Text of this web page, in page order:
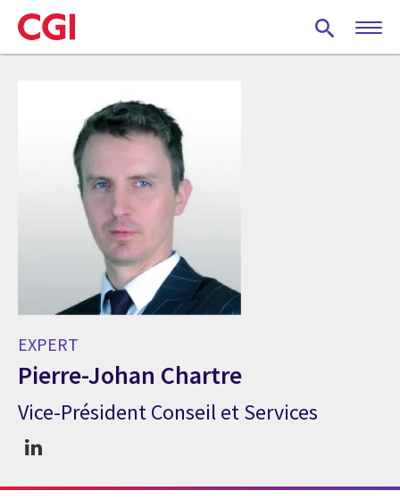
Skip
to
main
EXPERT
Pierre-Johan Chartre
Expert Pierre-Johan Chartre
Vice-Président Conseil et Services